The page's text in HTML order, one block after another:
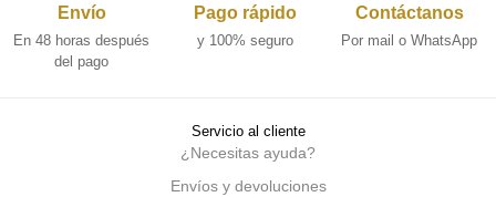
Envío
En 48 horas después
del pago
Pago rápido
y 100% seguro
Contáctanos
Por mail o WhatsApp
Servicio al cliente
¿Necesitas ayuda?
Envíos y devoluciones